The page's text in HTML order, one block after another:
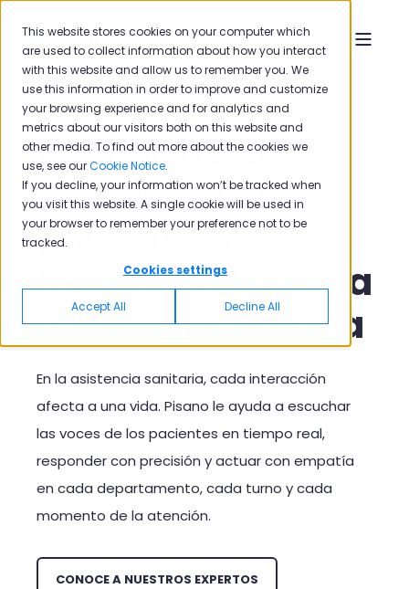
This website stores cookies on your computer which
are used to collect information about how you interact
with this website and allow us to remember you. We
use this information in order to improve and customize
your browsing experience and for analytics and
metrics about our visitors both on this website and
other media. To find out more about the cookies we
use, see ourCookie Notice.
If you decline, your information won’t be tracked when
you visit this website. A single cookie will be used in
your browser to remember your preference not to be
tracked.
Cookies settings
Accept All Decline All
Gestión de la
experiencia del
paciente en
tiempo real para la
atención sanitaria
En la asistencia sanitaria, cada interacción
afecta a una vida. Pisano le ayuda a escuchar
las voces de los pacientes en tiempo real,
responder con precisión y actuar con empatía
en cada departamento, cada turno y cada
momento de la atención.
CONOCE A NUESTROS EXPERTOS